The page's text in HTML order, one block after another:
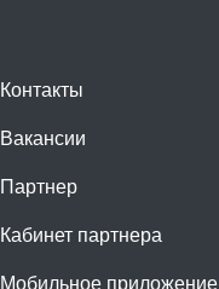
Контакты
Вакансии
Партнер
Кабинет партнера
Мобильное приложение